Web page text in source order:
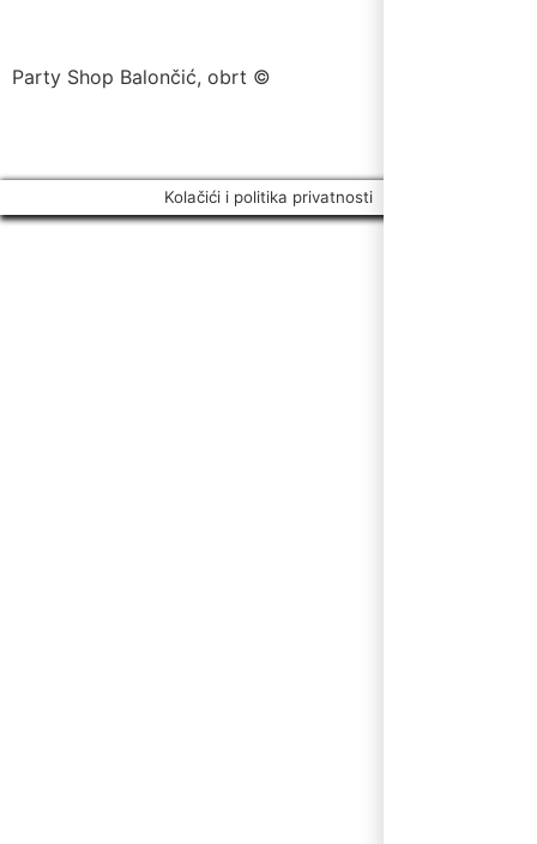
Party Shop Balončić, obrt ©
Kolačići i politika privatnosti